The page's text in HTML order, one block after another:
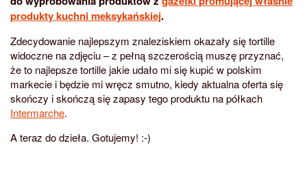
produkty kuchni meksykańskiej.
Zdecydowanie najlepszym znaleziskiem okazały się tortille
widoczne na zdjęciu – z pełną szczerością muszę przyznać,
że to najlepsze tortille jakie udało mi się kupić w polskim
markecie i będzie mi wręcz smutno, kiedy aktualna oferta się
skończy i skończą się zapasy tego produktu na półkach
Intermarche.
A teraz do dzieła. Gotujemy! :-)